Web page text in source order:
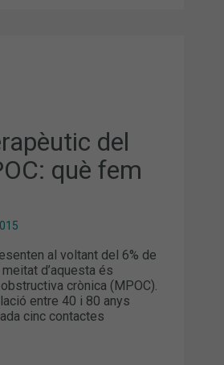
del
què fem
al voltant del 6% de
d’aquesta és
crònica (MPOC).
entre 40 i 80 anys
cinc contactes